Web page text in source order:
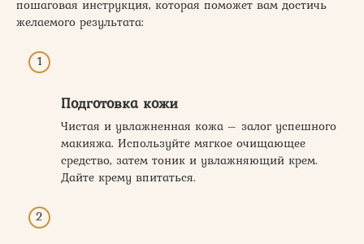
пошаговая инструкция, которая поможет вам достичь
желаемого результата:
Подготовка кожи
Чистая и увлажненная кожа – залог успешного
макияжа. Используйте мягкое очищающее
средство, затем тоник и увлажняющий крем.
Дайте крему впитаться.